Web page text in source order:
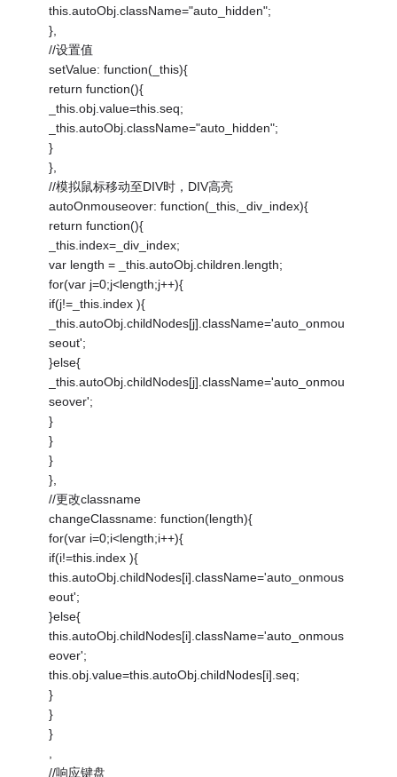
this.autoObj.className="auto_hidden";
},
//设置值
setValue: function(_this){
return function(){
_this.obj.value=this.seq;
_this.autoObj.className="auto_hidden";
}
},
//模拟鼠标移动至DIV时，DIV高亮
autoOnmouseover: function(_this,_div_index){
return function(){
_this.index=_div_index;
var length = _this.autoObj.children.length;
for(var j=0;j<length;j++){
if(j!=_this.index ){
_this.autoObj.childNodes[j].className='auto_onmou
seout';
}else{
_this.autoObj.childNodes[j].className='auto_onmou
seover';
}
}
}
},
//更改classname
changeClassname: function(length){
for(var i=0;i<length;i++){
if(i!=this.index ){
this.autoObj.childNodes[i].className='auto_onmous
eout';
}else{
this.autoObj.childNodes[i].className='auto_onmous
eover';
this.obj.value=this.autoObj.childNodes[i].seq;
}
}
}
,
//响应键盘